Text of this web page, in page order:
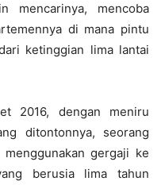
mencarinya, mencoba
di mana pintu
ketinggian lima lantai
2016, dengan meniru
ditontonnya, seorang
gergaji ke
berusia lima tahun